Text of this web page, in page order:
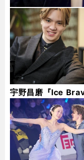
宇野昌磨『Ice